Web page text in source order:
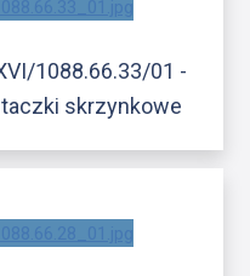
1088.66.33/01 -
skrzynkowe